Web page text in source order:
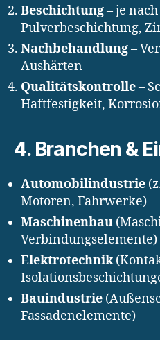
Beschichtung– je
Pulverbeschichtung,
Nachbehandlung–
Aushärten
Qualitätskontrolle–
Haftfestigkeit,
4. Branchen &
Automobilindustrie
Motoren, Fahrwerke)
Maschinenbau
Verbindungselemente)
Elektrotechnik
Bauindustrie
Fassadenelemente)